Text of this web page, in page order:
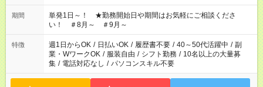
お気軽にご相談ください！
期間
単発1日～！ ★勤務開始日や期間はお気軽にご相談くださ
い！ ＃8月～ ＃9月～
特徴 週1日からOK / 日払いOK / 履歴書不要 / 40～50代活躍中 / 副
業・WワークOK / 服装自由 / シフト勤務 / 10名以上の大量募
集 / 電話対応なし / パソコンスキル不要